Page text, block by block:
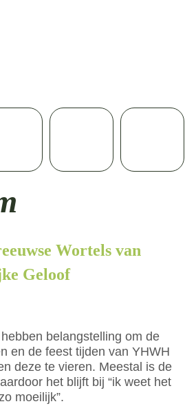
Wortels van
Geloof
belangstelling om de
en de feest tijden van YHWH
deze te vieren. Meestal is de
het blijft bij “ik weet het
moeilijk”.